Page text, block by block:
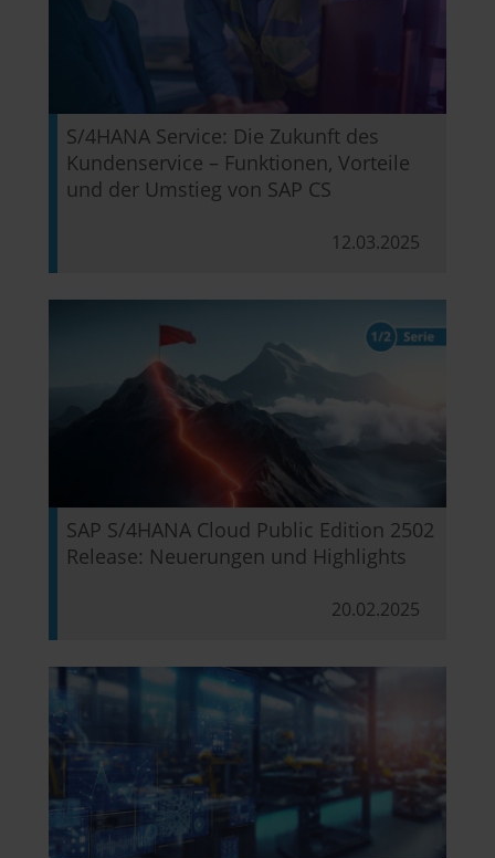
S/4HANA Service: Die Zukunft des
Kundenservice – Funktionen, Vorteile
und der Umstieg von SAP CS
12.03.2025
SAP S/4HANA Cloud Public Edition 2502
Release: Neuerungen und Highlights
20.02.2025